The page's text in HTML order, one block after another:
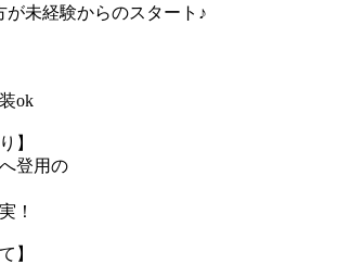
が未経験からのスタート♪
ok
】
登用の
！
】